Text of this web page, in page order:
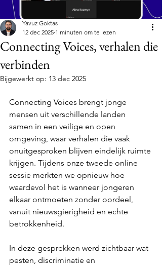
Connecting Voices, verhalen die
verbinden
Yavuz Goktas
12 dec 2025 1 minuten om te lezen
Bijgewerkt op: 13 dec 2025
Connecting Voices brengt jonge
mensen uit verschillende landen
samen in een veilige en open
omgeving, waar verhalen die vaak
onuitgesproken blijven eindelijk ruimte
krijgen. Tijdens onze tweede online
sessie merkten we opnieuw hoe
waardevol het is wanneer jongeren
elkaar ontmoeten zonder oordeel,
vanuit nieuwsgierigheid en echte
betrokkenheid.
In deze gesprekken werd zichtbaar wat
pesten, discriminatie en